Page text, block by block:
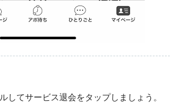
してサービス退会をタップしましょう。